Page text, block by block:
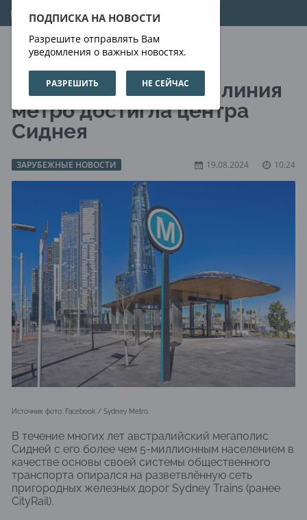
ПОДПИСКА НА НОВОСТИ
Разрешите отправлять Вам
уведомления о важных новостях.
РАЗРЕШИТЬ НЕ СЕЙЧАС
08.08.2026 15:49:36
Первая в Австралии линия
метро достигла центра
Сиднея
ЗАРУБЕЖНЫЕ НОВОСТИ 19.08.2024 10:24
Источник фото: Facebook / Sydney Metro.
В течение многих лет австралийский мегаполис
Сидней с его более чем 5-миллионным населением в
качестве основы своей системы общественного
транспорта опирался на разветвлённую сеть
пригородных железных дорог Sydney Trains (ранее
CityRail).